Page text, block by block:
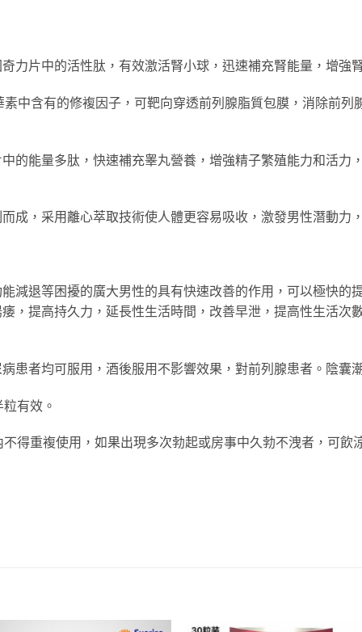
力片中的活性肽，有效激活腎小球，迅速補充腎能量，增強
中含有的修複因子，可靶向穿透前列腺脂質包膜，消除前
的能量多肽，快速補充睾丸營養，增強精子繁殖能力和活力
成，采用離心萃取技術使人體更容易吸收，激發男性潛動力
減退等困擾的廣大男性的具有快速改善的作用，可以極快的
，提高持久力，延長性生活時間，改善早泄，提高性生活次
患者均可服用，酒後服用不影響效果，對前列腺患者。陰囊
有效。
得重複使用，如果出現多次勃起或房事中久勃不洩者，可飲